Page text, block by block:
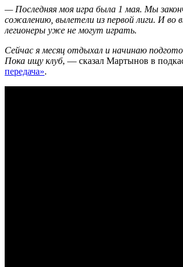
— Последняя моя игра была 1 мая. Мы
сожалению, вылетели из первой лиги. И во
легионеры уже не могут играть.
Сейчас я месяц отдыхал и начинаю
Пока ищу клуб, — сказал Мартынов в
передача».